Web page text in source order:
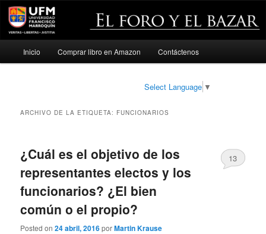
Ir
Ir
Inicio Comprar libro en Amazon Contáctenos
Select Language ▼
ARCHIVO DE LA ETIQUETA: FUNCIONARIOS
¿Cuál es el objetivo de los
representantes electos y los
funcionarios? ¿El bien
común o el propio?
Posted on24 abril, 2016porMartin Krause
13